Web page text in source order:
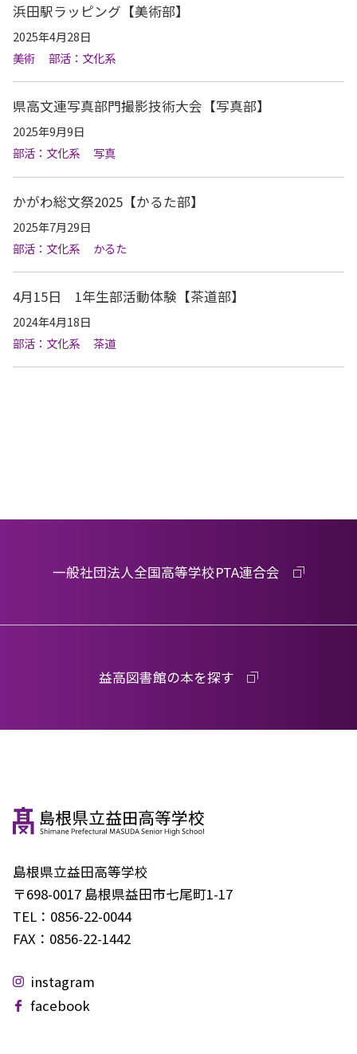
浜田駅ラッピング【美術部】
2025年4月28日
美術
部活：文化系
県高文連写真部門撮影技術大会【写真部】
2025年9月9日
部活：文化系
写真
かがわ総文祭2025【かるた部】
2025年7月29日
部活：文化系
かるた
4月15日 1年生部活動体験【茶道部】
2024年4月18日
部活：文化系
茶道
一般社団法人全国高等学校PTA連合会
益高図書館の本を探す
島根県立益田高等学校
〒698-0017 島根県益田市七尾町1-17
TEL： 0856-22-0044
FAX： 0856-22-1442
instagram
facebook